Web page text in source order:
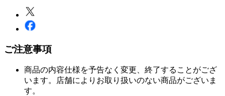
ご注意事項
商品の内容仕様を予告なく変更、終了することがござ
います。店舗によりお取り扱いのない商品がございま
す。